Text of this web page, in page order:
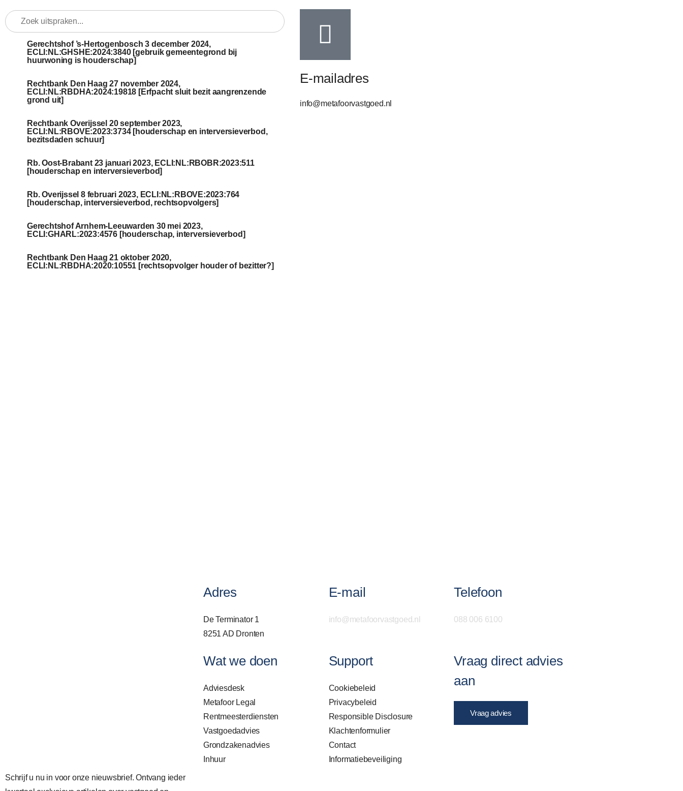
Gerechtshof ’s-Hertogenbosch 3 december 2024,
ECLI:NL:GHSHE:2024:3840 [gebruik gemeentegrond bij
huurwoning is houderschap]
Rechtbank Den Haag 27 november 2024,
ECLI:NL:RBDHA:2024:19818 [Erfpacht sluit bezit aangrenzende
grond uit]
Rechtbank Overijssel 20 september 2023,
ECLI:NL:RBOVE:2023:3734 [houderschap en interversieverbod,
bezitsdaden schuur]
Rb. Oost-Brabant 23 januari 2023, ECLI:NL:RBOBR:2023:511
[houderschap en interversieverbod]
Rb. Overijssel 8 februari 2023, ECLI:NL:RBOVE:2023:764
[houderschap, interversieverbod, rechtsopvolgers]
Gerechtshof Arnhem-Leeuwarden 30 mei 2023,
ECLI:GHARL:2023:4576 [houderschap, interversieverbod]
Rechtbank Den Haag 21 oktober 2020,
ECLI:NL:RBDHA:2020:10551 [rechtsopvolger houder of bezitter?]
E-mailadres
info@metafoorvastgoed.nl
Schrijf u nu in voor onze nieuwsbrief. Ontvang ieder
Adres
De Terminator 1
8251 AD Dronten
E-mail
info@metafoorvastgoed.nl
Telefoon
088 006 6100
Wat we doen
Adviesdesk
Metafoor Legal
Rentmeesterdiensten
Vastgoedadvies
Grondzakenadvies
Inhuur
Support
Cookiebeleid
Privacybeleid
Responsible Disclosure
Klachtenformulier
Contact
Informatiebeveiliging
Vraag direct advies
aan
Vraag advies